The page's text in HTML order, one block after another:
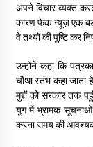
अपने विचार व्यक्त
कारण फेक न्यूज़ एक
वे तथ्यों की पुष्टि कर
उन्होंने कहा कि
चौथा स्तंभ कहा
मुद्दों को सरकार तक
युग में भ्रामक सूचनाओं
करना समय की